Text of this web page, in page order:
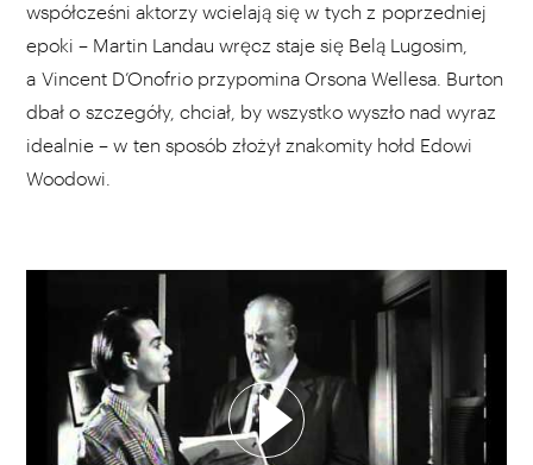
współcześni aktorzy wcielają się w tych z poprzedniej
epoki – Martin Landau wręcz staje się Belą Lugosim,
a Vincent D’Onofrio przypomina Orsona Wellesa. Burton
dbał o szczegóły, chciał, by wszystko wyszło nad wyraz
idealnie – w ten sposób złożył znakomity hołd Edowi
Woodowi.
WYBIERZ SWOJĄ PLAYLISTĘ